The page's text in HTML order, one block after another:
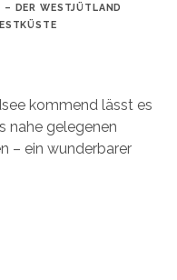
DER WESTJÜTLAND
kommend lässt es
nahe gelegenen
– ein wunderbarer